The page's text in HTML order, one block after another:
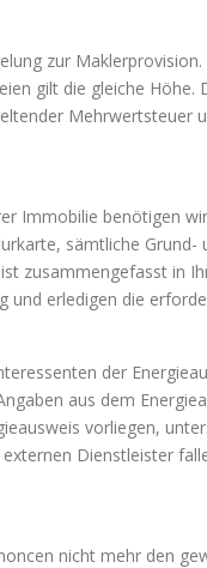
zur
gilt die gleiche
Mehrwertsteuer
Immobilie benötigen
sämtliche
zusammengefasst in
und erledigen die
der
aus dem
vorliegen,
Dienstleister
nicht mehr den